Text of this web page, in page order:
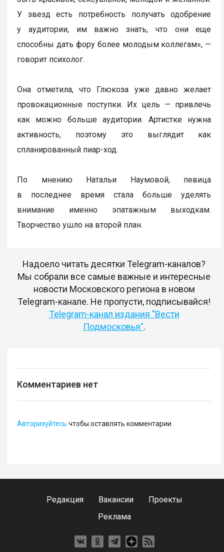
У звезд есть потребность получать одобрение
у аудитории, им важно знать, что они еще
способны дать фору более молодым коллегам», —
говорит психолог.
Она отметила, что Глюкоза уже давно желает
провокационные поступки. Их цель — привлечь
как можно больше аудитории. Артистке нужна
активность, поэтому это выглядит как
спланированный пиар-ход.
По мнению Натальи Наумовой, певица
в последнее время стала больше уделять
внимание именно эпатажным выходкам.
Творчество ушло на второй план.
Надоело читать десятки Telegram-каналов?
Мы собрали все самые важные и интересные
новости Московского региона в новом
Telegram-канале. Не пропусти, подписывайся!
Telegram-канал издания "Вести
Подмосковья".
Комментариев нет
Авторизуйтесь чтобы оставлять комментарии
Редакция Вакансии
Проекты
Реклама